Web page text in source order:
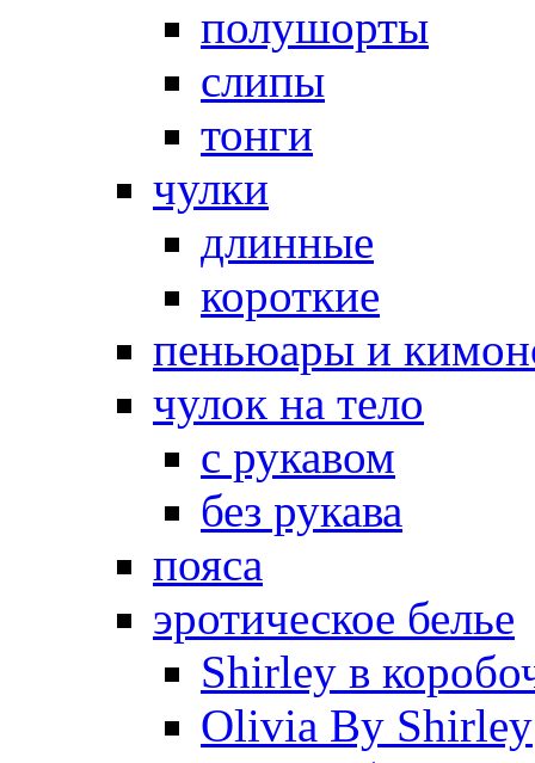
полушорты
слипы
тонги
чулки
длинные
короткие
пеньюары и
чулок на тело
с рукавом
без рукава
пояса
эротическое белье
Shirley в
Olivia By Shirley